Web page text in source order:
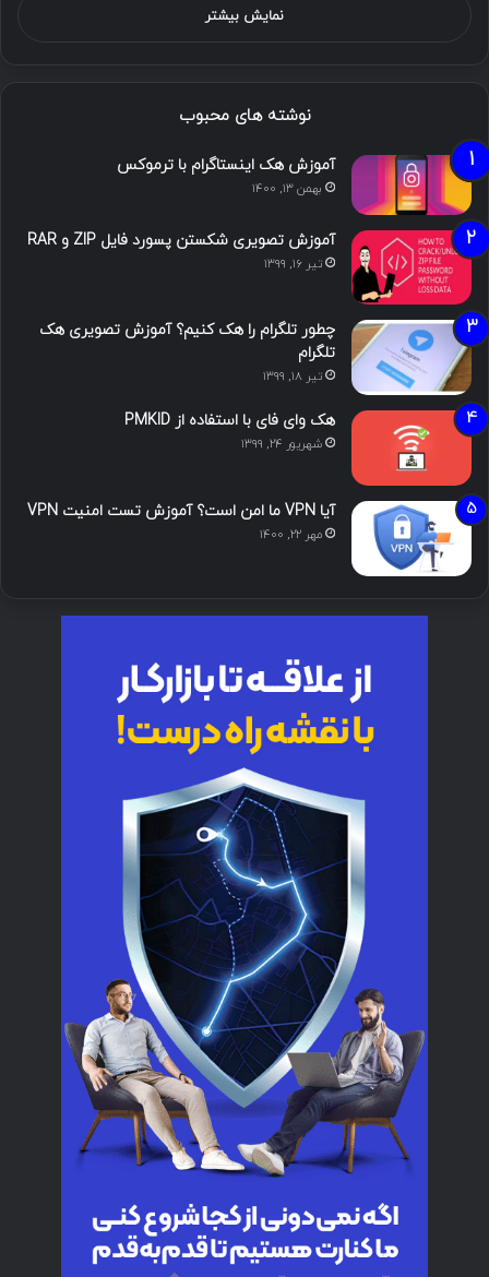
نمایش بیشتر
نوشته های محبوب
آموزش هک اینستاگرام با ترموکس
بهمن ۱۳, ۱۴۰۰
آموزش تصویری شکستن پسورد فایل ZIP و RAR
تیر ۱۶, ۱۳۹۹
چطور تلگرام را هک کنیم؟ آموزش تصویری هک
تلگرام
تیر ۱۸, ۱۳۹۹
هک وای فای با استفاده از PMKID
شهریور ۲۴, ۱۳۹۹
آیا VPN ما امن است؟ آموزش تست امنیت VPN
مهر ۲۲, ۱۴۰۰